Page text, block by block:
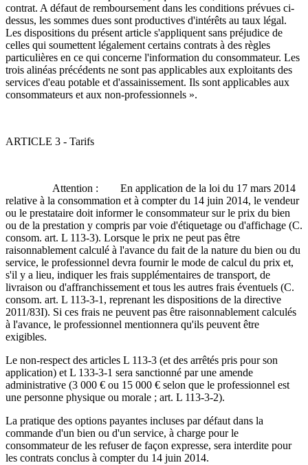
contrat. A défaut de remboursement dans les conditions prévues ci-
dessus, les sommes dues sont productives d'intérêts au taux légal.
Les dispositions du présent article s'appliquent sans préjudice de
celles qui soumettent légalement certains contrats à des règles
particulières en ce qui concerne l'information du consommateur. Les
trois alinéas précédents ne sont pas applicables aux exploitants des
services d'eau potable et d'assainissement. Ils sont applicables aux
consommateurs et aux non-professionnels ».
ARTICLE 3 - Tarifs
Attention : En application de la loi du 17 mars 2014
relative à la consommation et à compter du 14 juin 2014, le vendeur
ou le prestataire doit informer le consommateur sur le prix du bien
ou de la prestation y compris par voie d'étiquetage ou d'affichage (C.
consom. art. L 113-3). Lorsque le prix ne peut pas être
raisonnablement calculé à l'avance du fait de la nature du bien ou du
service, le professionnel devra fournir le mode de calcul du prix et,
s'il y a lieu, indiquer les frais supplémentaires de transport, de
livraison ou d'affranchissement et tous les autres frais éventuels (C.
consom. art. L 113-3-1, reprenant les dispositions de la directive
2011/83I). Si ces frais ne peuvent pas être raisonnablement calculés
à l'avance, le professionnel mentionnera qu'ils peuvent être
exigibles.
Le non-respect des articles L 113-3 (et des arrêtés pris pour son
application) et L 133-3-1 sera sanctionné par une amende
administrative (3 000 € ou 15 000 € selon que le professionnel est
une personne physique ou morale ; art. L 113-3-2).
La pratique des options payantes incluses par défaut dans la
commande d'un bien ou d'un service, à charge pour le
consommateur de les refuser de façon expresse, sera interdite pour
les contrats conclus à compter du 14 juin 2014.